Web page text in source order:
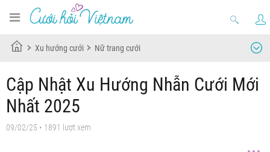
Xu hướng cưới Nữ trang cưới
Cập Nhật Xu Hướng Nhẫn Cưới Mới
Nhất 2025
09/02/25 • 1891 lượt xem